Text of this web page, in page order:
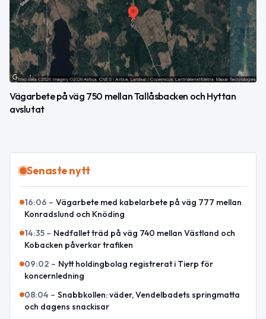
Vägarbete på väg 750 mellan Tallåsbacken och Hyttan
avslutat
Senaste nytt
16:06 – Vägarbete med kabelarbete på väg 777 mellan
Konradslund och Knöding
14:35 – Nedfallet träd på väg 740 mellan Västland och
Kobacken påverkar trafiken
09:02 – Nytt holdingbolag registrerat i Tierp för
koncernledning
08:04 – Snabbkollen: väder, Vendelbadets springmatta
och dagens snackisar